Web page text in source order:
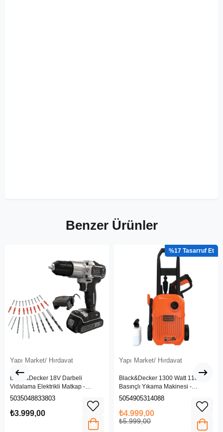
Benzer Ürünler
Yapı Market/ Hırdavat
Black&Decker 18V Darbeli
Vidalama Elektrikli Matkap -
BDCHD18SC1K-QW
5035048833803
₺3.999,00
Yapı Market/ Hırdavat
Black&Decker 1300 Watt 110 Bar
Basınçlı Yıkama Makinesi -
(BEPW1300L-QS)
5054905314088
₺4.999,00
₺5.999,00
%17